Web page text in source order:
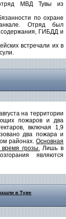
МВД Тувы из
по охране
Отряд был
содержания, ГИБДД и
встречали их в
на территории
пожаров и два
включая 1,9
два пожара и
районах. Основная
грозы.Лишь в
являются
в Туве